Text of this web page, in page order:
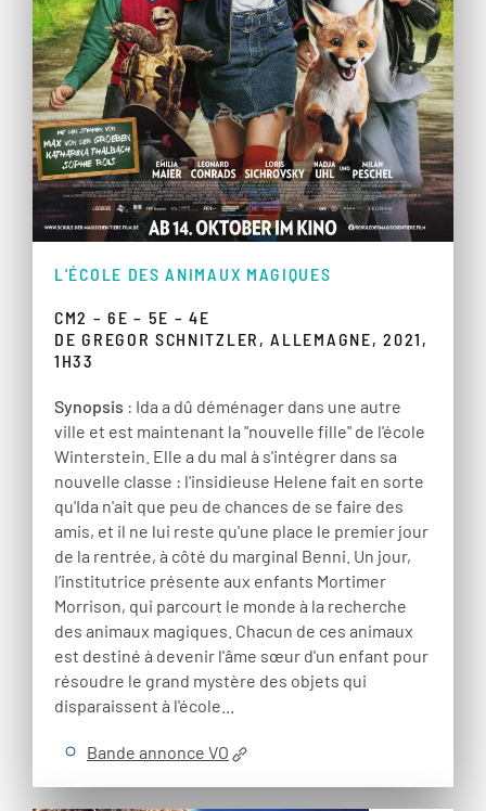
L'ÉCOLE DES ANIMAUX MAGIQUES
CM2 – 6E – 5E – 4E
DE GREGOR SCHNITZLER, ALLEMAGNE, 2021,
1H33
Synopsis : Ida a dû déménager dans une autre
ville et est maintenant la "nouvelle fille" de l'école
Winterstein. Elle a du mal à s'intégrer dans sa
nouvelle classe : l'insidieuse Helene fait en sorte
qu'Ida n'ait que peu de chances de se faire des
amis, et il ne lui reste qu'une place le premier jour
de la rentrée, à côté du marginal Benni. Un jour,
l’institutrice présente aux enfants Mortimer
Morrison, qui parcourt le monde à la recherche
des animaux magiques. Chacun de ces animaux
est destiné à devenir l'âme sœur d'un enfant pour
résoudre le grand mystère des objets qui
disparaissent à l'école...
Bande annonce VO